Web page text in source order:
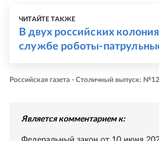
ЧИТАЙТЕ ТАКЖЕ
В двух российских
службе роботы-
Российская газета - Столичный выпуск:
Является комментарием к: